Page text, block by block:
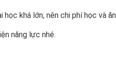
khá lớn, nên chi phí học và
năng lực nhé.